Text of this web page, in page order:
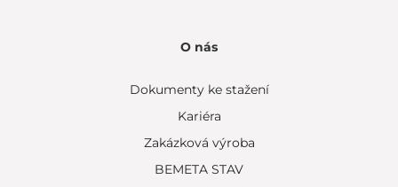
O nás
Dokumenty ke stažení
Kariéra
Zakázková výroba
BEMETA STAV